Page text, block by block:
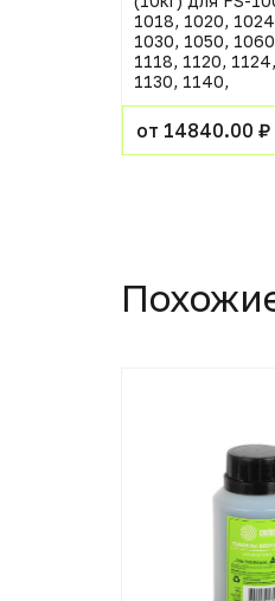
1018, 1020,
1030, 1050,
1118, 1120,
1130, 1140,
от 14840.00 ₽